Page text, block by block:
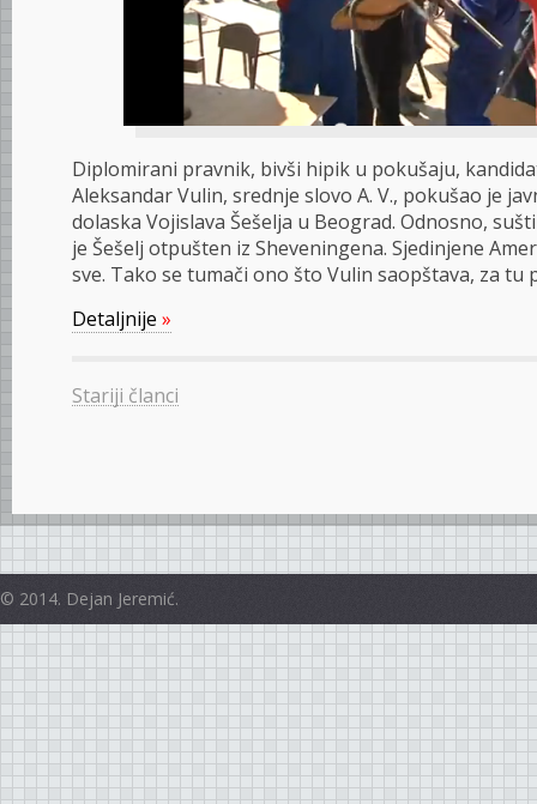
Diplomirani pravnik, bivši hipik u pokušaju,
Aleksandar Vulin, srednje slovo A. V., pokušao je
dolaska Vojislava Šešelja u Beograd. Odnosno,
je Šešelj otpušten iz Sheveningena. Sjedinjene
sve. Tako se tumači ono što Vulin saopštava, za tu
Detaljnije »
Stariji članci
© 2014. Dejan Jeremić.